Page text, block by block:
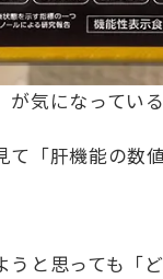
気になってい
て「肝機能の数
うと思っても「